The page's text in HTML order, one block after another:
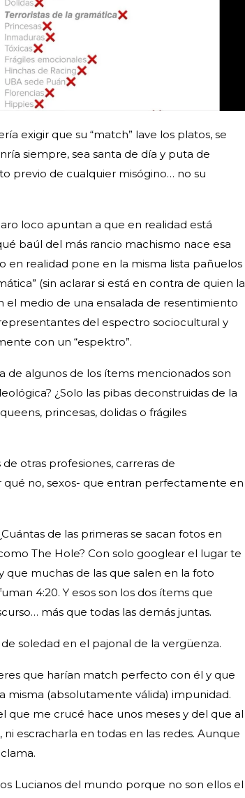
exigir que su “match” lave los platos, se
siempre, sea santa de día y puta de
previo de cualquier misógino… no su
loco apuntan a que en realidad está
baúl del más rancio machismo nace esa
en realidad pone en la misma lista pañuelos
(sin aclarar si está en contra de quien la
medio de una ensalada de resentimiento
del espectro sociocultural y
con un “espektro”.
de algunos de los ítems mencionados son
¿Solo las pibas deconstruidas de la
princesas, dolidas o frágiles
otras profesiones, carreras de
qué no, sexos- que entran perfectamente en
de las primeras se sacan fotos en
The Hole? Con solo googlear el lugar te
que muchas de las que salen en la foto
4:20. Y esos son los dos ítems que
más que todas las demás juntas.
soledad en el pajonal de la vergüenza.
que harían match perfecto con él y que
misma (absolutamente válida) impunidad.
que me crucé hace unos meses y del que al
escracharla en todas en las redes. Aunque
Lucianos del mundo porque no son ellos el